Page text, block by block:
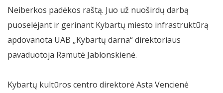
Neiberkos padėkos raštą. Juo už nuoširdų darbą
puoselėjant ir gerinant Kybartų miesto infrastruktūrą
apdovanota UAB „Kybartų darna“ direktoriaus
pavaduotoja Ramutė Jablonskienė.
Kybartų kultūros centro direktorė Asta Vencienė